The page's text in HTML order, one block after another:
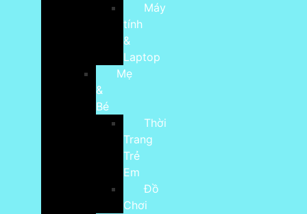
Máy
tính
&
Laptop
Mẹ
&
Bé
Thời
Trang
Trẻ
Em
Đồ
Chơi